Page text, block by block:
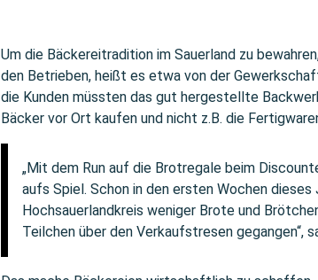
Um die Bäckereitradition im Sauerland zu
den Betrieben, heißt es etwa von der
die Kunden müssten das gut hergestellte
Bäcker vor Ort kaufen und nicht z.B. die
„Mit dem Run auf die Brotregale beim
aufs Spiel. Schon in den ersten Wochen dieses
Hochsauerlandkreis weniger Brote und
Teilchen über den Verkaufstresen gegangen“,